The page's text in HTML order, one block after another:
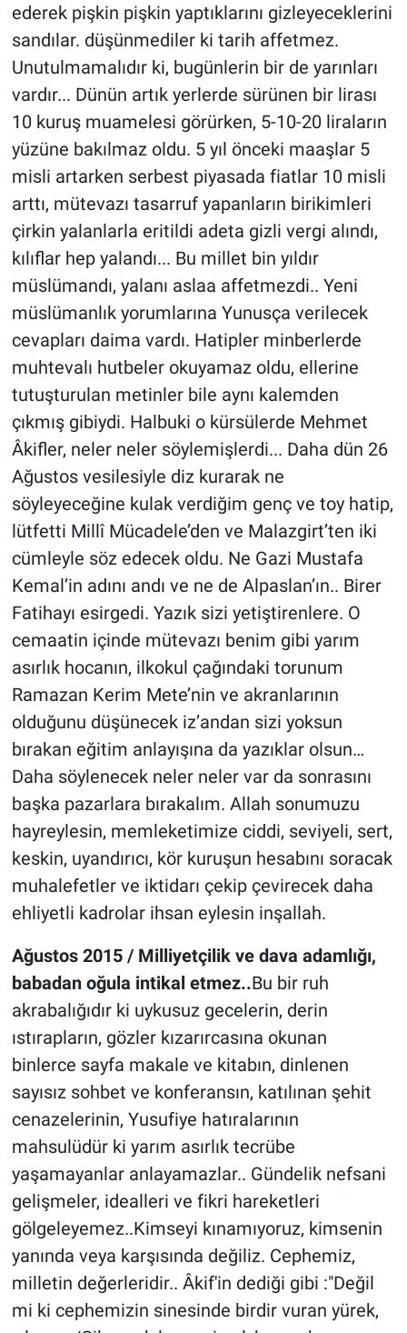
ederek pişkin pişkin yaptıklarını gizleyeceklerini
sandılar. düşünmediler ki tarih affetmez.
Unutulmamalıdır ki, bugünlerin bir de yarınları
vardır... Dünün artık yerlerde sürünen bir lirası
10 kuruş muamelesi görürken, 5-10-20 liraların
yüzüne bakılmaz oldu. 5 yıl önceki maaşlar 5
misli artarken serbest piyasada fiatlar 10 misli
arttı, mütevazı tasarruf yapanların birikimleri
çirkin yalanlarla eritildi adeta gizli vergi alındı,
kılıflar hep yalandı... Bu millet bin yıldır
müslümandı, yalanı aslaa affetmezdi.. Yeni
müslümanlık yorumlarına Yunusça verilecek
cevapları daima vardı. Hatipler minberlerde
muhtevalı hutbeler okuyamaz oldu, ellerine
tutuşturulan metinler bile aynı kalemden
çıkmış gibiydi. Halbuki o kürsülerde Mehmet
Âkifler, neler neler söylemişlerdi... Daha dün 26
Ağustos vesilesiyle diz kurarak ne
söyleyeceğine kulak verdiğim genç ve toy hatip,
lütfetti Millî Mücadele’den ve Malazgirt’ten iki
cümleyle söz edecek oldu. Ne Gazi Mustafa
Kemal’in adını andı ve ne de Alpaslan’ın.. Birer
Fatihayı esirgedi. Yazık sizi yetiştirenlere. O
cemaatin içinde mütevazı benim gibi yarım
asırlık hocanın, ilkokul çağındaki torunum
Ramazan Kerim Mete’nin ve akranlarının
olduğunu düşünecek iz’andan sizi yoksun
bırakan eğitim anlayışına da yazıklar olsun…
Daha söylenecek neler neler var da sonrasını
başka pazarlara bırakalım. Allah sonumuzu
hayreylesin, memleketimize ciddi, seviyeli, sert,
keskin, uyandırıcı, kör kuruşun hesabını soracak
muhalefetler ve iktidarı çekip çevirecek daha
ehliyetli kadrolar ihsan eylesin inşallah.
Ağustos 2015 / Milliyetçilik ve dava adamlığı,
babadan oğula intikal etmez..Bu bir ruh
akrabalığıdır ki uykusuz gecelerin, derin
ıstırapların, gözler kızarırcasına okunan
binlerce sayfa makale ve kitabın, dinlenen
sayısız sohbet ve konferansın, katılınan şehit
cenazelerinin, Yusufiye hatıralarının
mahsulüdür ki yarım asırlık tecrübe
yaşamayanlar anlayamazlar.. Gündelik nefsani
gelişmeler, idealleri ve fikri hareketleri
gölgeleyemez..Kimseyi kınamıyoruz, kimsenin
yanında veya karşısında değiliz. Cephemiz,
milletin değerleridir.. Âkif'in dediği gibi :"Değil
mi ki cephemizin sinesinde birdir vuran yürek,